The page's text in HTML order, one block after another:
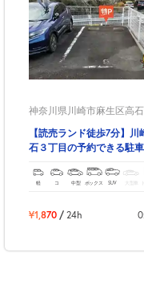
神奈川県川崎市麻生区高
【読売ランド徒歩7分】
石３丁目の予約できる駐車
軽 コ 中型 ボックス SUV
¥1,870 / 24h